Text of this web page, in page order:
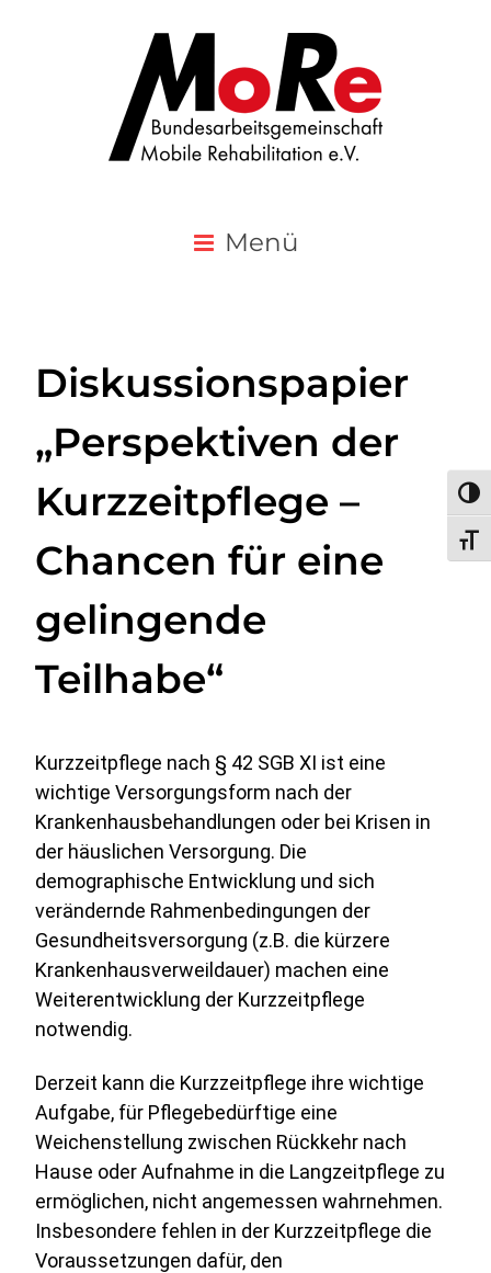
Menü
Diskussionspapier
„Perspektiven der
Kurzzeitpflege –
Chancen für eine
gelingende
Teilhabe“
Kurzzeitpflege nach § 42 SGB XI ist eine
wichtige Versorgungsform nach der
Krankenhausbehandlungen oder bei Krisen in
der häuslichen Versorgung. Die
demographische Entwicklung und sich
verändernde Rahmenbedingungen der
Gesundheitsversorgung (z.B. die kürzere
Krankenhausverweildauer) machen eine
Weiterentwicklung der Kurzzeitpflege
notwendig.
Derzeit kann die Kurzzeitpflege ihre wichtige
Aufgabe, für Pflegebedürftige eine
Weichenstellung zwischen Rückkehr nach
Hause oder Aufnahme in die Langzeitpflege zu
ermöglichen, nicht angemessen wahrnehmen.
Insbesondere fehlen in der Kurzzeitpflege die
Voraussetzungen dafür, den